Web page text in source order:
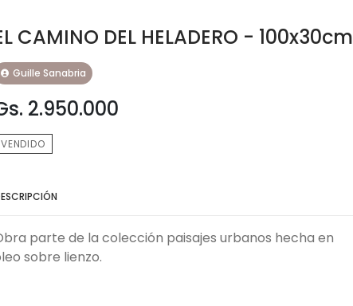
CAMINO DEL HELADERO - 100x30cm
Guille Sanabria
2.950.000
VENDIDO
parte de la colección paisajes urbanos hecha en
sobre lienzo.